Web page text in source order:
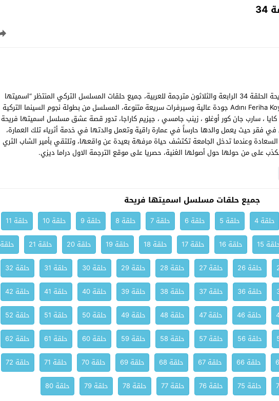
مشاهدة وتحميل مسلسل اسميتها فريحة الحلقة 34 الرابعة والثلاثون مترجمة للعربية، جميع حلقات المسلسل التركي المنتظر “اسميتها
فريحة حلقة 34” اون لاين Adını Feriha Koydum EP34 جودة عالية وسيرفرات سريعة متنوعة، المسلسل من بطولة نجوم السينما التركية
، سارب جان كور أوغلو ، زينب جامسي ، جيزيم كاراجا، تدور قصة عشق مسلسل اسميتها فريحة
فقر حيث يعمل والدها حارساً في عمارة راقية وتعمل والدتها في خدمة أثرياء تلك العمارة،
وعندما تدخل الجامعة تكتشف حياة مرفهة بعيدة عن واقعها، وتلتقي بأمير الشاب الثري
على من حولها حول أصولها الغنية، حصريا على موقع الترجمة الاول دراما ديزي.
جميع حلقات مسلسل اسميتها فريحة
حلقة 4 حلقة 5 حلقة 6 حلقة 7 حلقة 8 حلقة 9 حلقة 10
حلقة 11
15 حلقة 16 حلقة 17 حلقة 18 حلقة 19 حلقة 20 حلقة 21
حلقة 22
حلقة 26 حلقة 27 حلقة 28 حلقة 29 حلقة 30 حلقة 31
حلقة 32
حلقة 36 حلقة 37 حلقة 38 حلقة 39 حلقة 40 حلقة 41
حلقة 42
حلقة 46 حلقة 47 حلقة 48 حلقة 49 حلقة 50 حلقة 51
حلقة 52
حلقة 56 حلقة 57 حلقة 58 حلقة 59 حلقة 60 حلقة 61
حلقة 62
حلقة 66 حلقة 67 حلقة 68 حلقة 69 حلقة 70 حلقة 71
حلقة 72
حلقة 75 حلقة 76 حلقة 77 حلقة 78 حلقة 79 حلقة 80